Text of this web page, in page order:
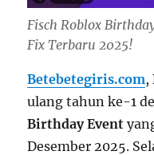
Fisch Roblox
Fix Terbaru 2025!
Betebetegiris.com,
ulang tahun ke-1
Birthday Event
Desember 2025.